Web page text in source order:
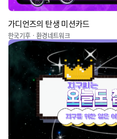
가디언즈의 탄생 미션카드
한국기후ㆍ환경네트워크